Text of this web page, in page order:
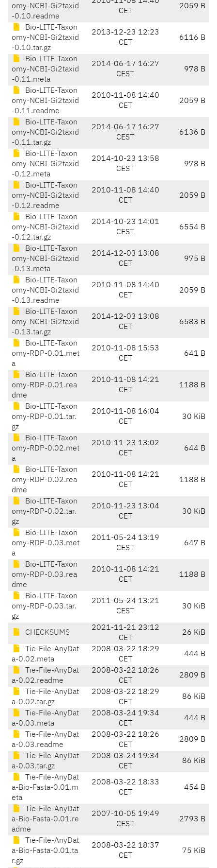
omy-NCBI-Gi2taxid
-0.10.readme
CET
2059 B
Bio-LITE-Taxon
omy-NCBI-Gi2taxid
-0.10.tar.gz
2013-12-23 12:23
CET
6116 B
Bio-LITE-Taxon
omy-NCBI-Gi2taxid
-0.11.meta
2014-06-17 16:27
CEST
978 B
Bio-LITE-Taxon
omy-NCBI-Gi2taxid
-0.11.readme
2010-11-08 14:40
CET
2059 B
Bio-LITE-Taxon
omy-NCBI-Gi2taxid
-0.11.tar.gz
2014-06-17 16:27
CEST
6136 B
Bio-LITE-Taxon
omy-NCBI-Gi2taxid
-0.12.meta
2014-10-23 13:58
CEST
978 B
Bio-LITE-Taxon
omy-NCBI-Gi2taxid
-0.12.readme
2010-11-08 14:40
CET
2059 B
Bio-LITE-Taxon
omy-NCBI-Gi2taxid
-0.12.tar.gz
2014-10-23 14:01
CEST
6554 B
Bio-LITE-Taxon
omy-NCBI-Gi2taxid
-0.13.meta
2014-12-03 13:08
CET
975 B
Bio-LITE-Taxon
omy-NCBI-Gi2taxid
-0.13.readme
2010-11-08 14:40
CET
2059 B
Bio-LITE-Taxon
omy-NCBI-Gi2taxid
-0.13.tar.gz
2014-12-03 13:08
CET
6583 B
Bio-LITE-Taxon
omy-RDP-0.01.met
a
2010-11-08 15:53
CET
641 B
Bio-LITE-Taxon
omy-RDP-0.01.rea
dme
2010-11-08 14:21
CET
1188 B
Bio-LITE-Taxon
omy-RDP-0.01.tar.
gz
2010-11-08 16:04
CET
30 KiB
Bio-LITE-Taxon
omy-RDP-0.02.met
a
2010-11-23 13:02
CET
644 B
Bio-LITE-Taxon
omy-RDP-0.02.rea
dme
2010-11-08 14:21
CET
1188 B
Bio-LITE-Taxon
omy-RDP-0.02.tar.
gz
2010-11-23 13:04
CET
30 KiB
Bio-LITE-Taxon
omy-RDP-0.03.met
a
2011-05-24 13:19
CEST
647 B
Bio-LITE-Taxon
omy-RDP-0.03.rea
dme
2010-11-08 14:21
CET
1188 B
Bio-LITE-Taxon
omy-RDP-0.03.tar.
gz
2011-05-24 13:21
CEST
30 KiB
CHECKSUMS
2021-11-21 23:12
CET
26 KiB
Tie-File-AnyDat
a-0.02.meta
2008-03-22 18:29
CET
444 B
Tie-File-AnyDat
a-0.02.readme
2008-03-22 18:26
CET
2809 B
Tie-File-AnyDat
a-0.02.tar.gz
2008-03-22 18:29
CET
86 KiB
Tie-File-AnyDat
a-0.03.meta
2008-03-24 19:34
CET
444 B
Tie-File-AnyDat
a-0.03.readme
2008-03-22 18:26
CET
2809 B
Tie-File-AnyDat
a-0.03.tar.gz
2008-03-24 19:34
CET
86 KiB
Tie-File-AnyDat
a-Bio-Fasta-0.01.m
eta
2008-03-22 18:33
CET
454 B
Tie-File-AnyDat
a-Bio-Fasta-0.01.re
adme
2007-10-05 19:49
CEST
2793 B
Tie-File-AnyDat
a-Bio-Fasta-0.01.ta
r.gz
2008-03-22 18:37
CET
75 KiB